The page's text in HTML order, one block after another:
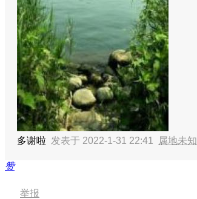
多谢啦 发表于 2022-1-31 22:41 属地未知
赞
举报